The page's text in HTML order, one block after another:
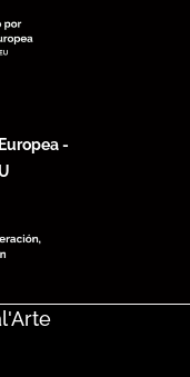
-